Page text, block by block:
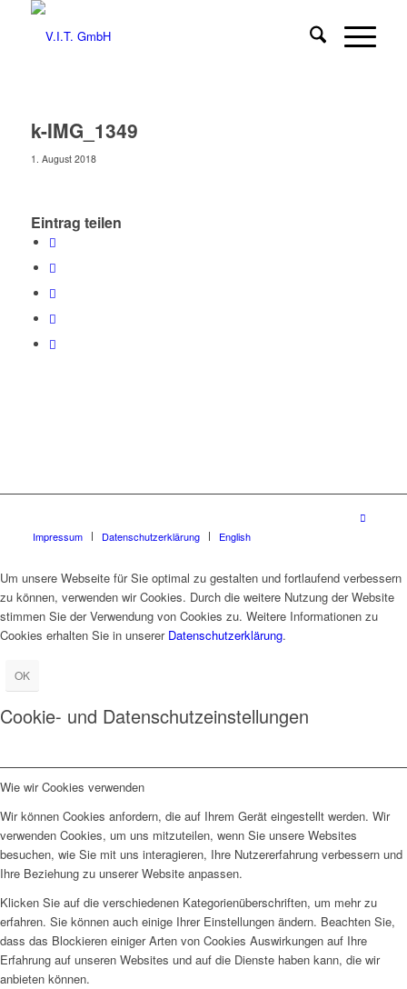
k-IMG_1349
1. August 2018
Eintrag teilen
Impressum Datenschutzerklärung English
Um unsere Webseite für Sie optimal zu gestalten und fortlaufend verbessern
zu können, verwenden wir Cookies. Durch die weitere Nutzung der Website
stimmen Sie der Verwendung von Cookies zu. Weitere Informationen zu
Cookies erhalten Sie in unserer Datenschutzerklärung.
OK
Cookie- und Datenschutzeinstellungen
Wie wir Cookies verwenden
Wir können Cookies anfordern, die auf Ihrem Gerät eingestellt werden. Wir
verwenden Cookies, um uns mitzuteilen, wenn Sie unsere Websites
besuchen, wie Sie mit uns interagieren, Ihre Nutzererfahrung verbessern und
Ihre Beziehung zu unserer Website anpassen.
Klicken Sie auf die verschiedenen Kategorienüberschriften, um mehr zu
erfahren. Sie können auch einige Ihrer Einstellungen ändern. Beachten Sie,
dass das Blockieren einiger Arten von Cookies Auswirkungen auf Ihre
Erfahrung auf unseren Websites und auf die Dienste haben kann, die wir
anbieten können.